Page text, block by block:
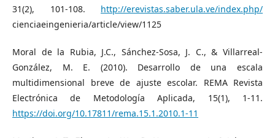
31(2), 101-108. http://erevistas.saber.ula.ve/index.php/
cienciaeingenieria/article/view/1125
Moral de la Rubia, J.C., Sánchez-Sosa, J. C., & Villarreal-
González, M. E. (2010). Desarrollo de una escala
multidimensional breve de ajuste escolar. REMA Revista
Electrónica de Metodología Aplicada, 15(1), 1-11.
https://doi.org/10.17811/rema.15.1.2010.1-11